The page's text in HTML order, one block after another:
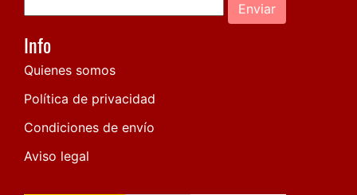
Enviar
Info
Quienes somos
Política de privacidad
Condiciones de envío
Aviso legal